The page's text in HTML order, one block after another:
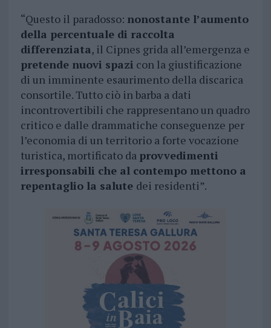
“Questo il paradosso: nonostante l’aumento
della percentuale di raccolta
differenziata, il Cipnes grida all’emergenza e
pretende nuovi spazi con la giustificazione
di un imminente esaurimento della discarica
consortile. Tutto ciò in barba a dati
incontrovertibili che rappresentano un quadro
critico e dalle drammatiche conseguenze per
l’economia di un territorio a forte vocazione
turistica, mortificato da provvedimenti
irresponsabili che al contempo mettono a
repentaglio la salute dei residenti”.